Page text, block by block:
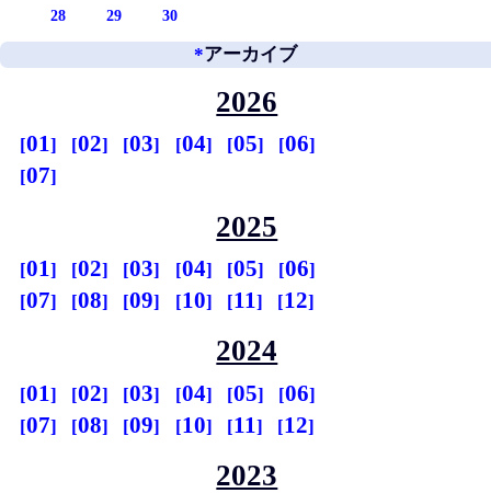
28 29 30
*アーカイブ
2026
01 02 03 04 05
06
07
2025
01 02 03 04 05
06
07
08 09 10 11 12
2024
01 02 03 04 05
06
07
08 09 10 11 12
2023